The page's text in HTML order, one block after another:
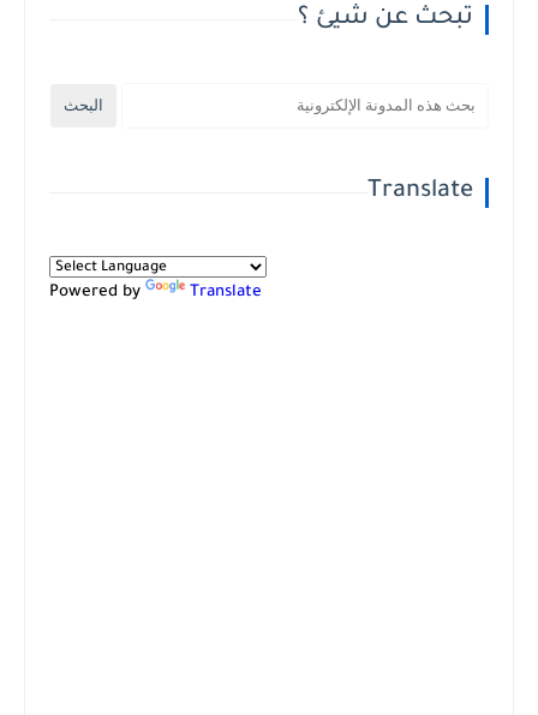
تبحث عن شيئ ؟
Translate
Powered by Translate